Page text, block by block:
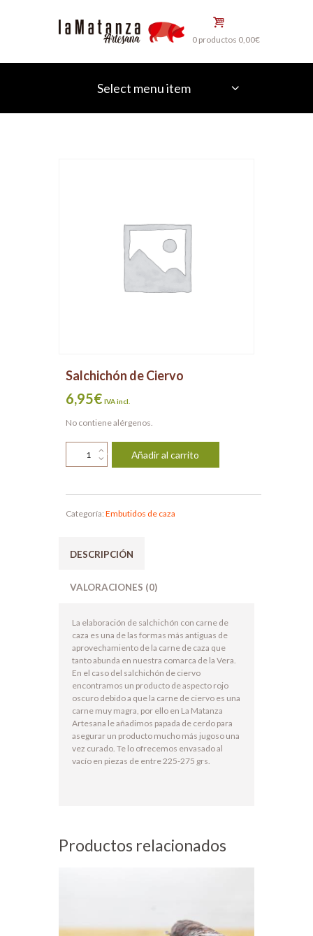
0 productos 0,00€
Select menu item
Salchichón de Ciervo
6,95€ IVA incl.
No contiene alérgenos.
Salchichón
Añadir al carrito
Categoría: Embutidos de caza
DESCRIPCIÓN
VALORACIONES (0)
La elaboración de salchichón con carne de
caza es una de las formas más antiguas de
aprovechamiento de la carne de caza que
tanto abunda en nuestra comarca de la Vera.
En el caso del salchichón de ciervo
encontramos un producto de aspecto rojo
oscuro debido a que la carne de ciervo es una
carne muy magra, por ello en La Matanza
Artesana le añadimos papada de cerdo para
asegurar un producto mucho más jugoso una
vez curado. Te lo ofrecemos envasado al
vacío en piezas de entre 225-275 grs.
Productos relacionados